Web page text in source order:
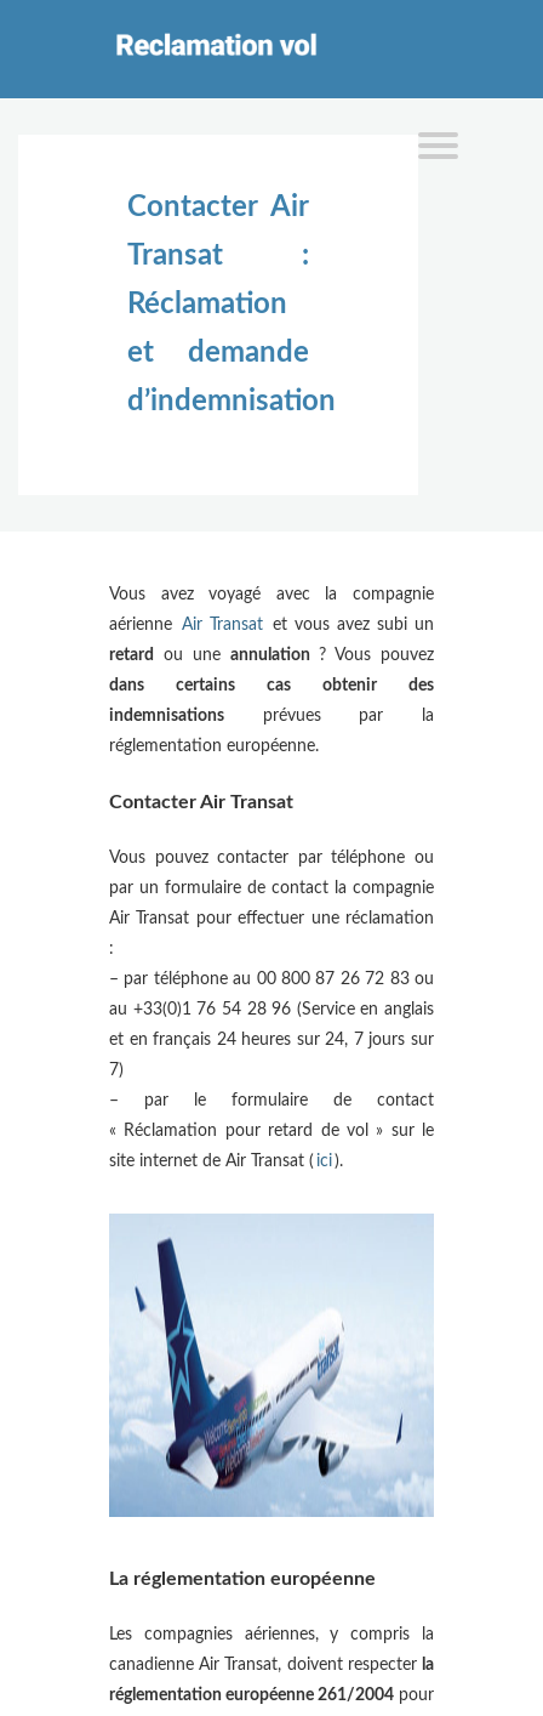
Contacter Air
Transat :
Réclamation
et demande
d’indemnisation
Vous avez voyagé avec la compagnie
aérienne Air Transat et vous avez subi un
retard
ou une annulation
? Vous pouvez
dans certains cas obtenir des
indemnisations prévues par la
réglementation européenne.
Contacter Air Transat
Vous pouvez contacter par téléphone ou
par un formulaire de contact la compagnie
Air Transat pour effectuer une réclamation
:
– par téléphone au 00 800 87 26 72 83 ou
au +33(0)1 76 54 28 96 (Service en anglais
et en français 24 heures sur 24, 7 jours sur
7)
– par le formulaire de contact
« Réclamation pour retard de vol » sur le
site internet de Air Transat ( ici ).
La réglementation européenne
Les compagnies aériennes, y compris la
canadienne Air Transat, doivent respecter la
réglementation européenne 261/2004 pour